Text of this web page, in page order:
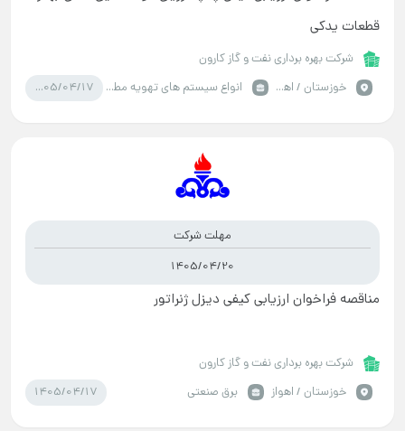
قطعات یدکی
شرکت بهره برداری نفت و گاز کارون
خوزستان / اهواز
انواع سیستم های تهویه مطبوع 1405/04/17
مهلت شرکت
1405/04/20
مناقصه فراخوان ارزیابی کیفی دیزل ژنراتور
شرکت بهره برداری نفت و گاز کارون
خوزستان / اهواز
برق صنعتی 1405/04/17